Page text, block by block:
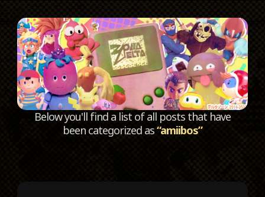
Below you'll find a list of all posts that have
been categorized as“amiibos”